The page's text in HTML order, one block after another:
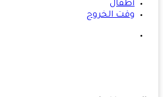
أطفال
وقت الخروج